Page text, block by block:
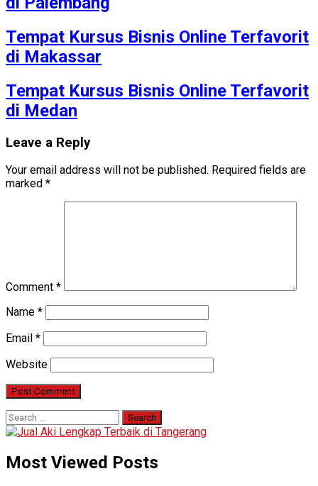
Tempat Kursus Bisnis Online Terfavorit
di Makassar
Tempat Kursus Bisnis Online Terfavorit
di Medan
Leave a Reply
Your email address will not be published. Required fields are
marked *
Comment *
Name *
Email *
Website
Search
for:
Most Viewed Posts